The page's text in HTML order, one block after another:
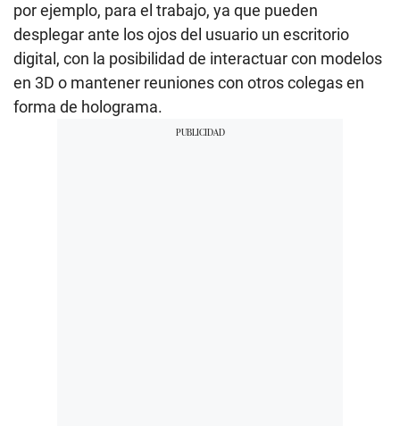
por ejemplo, para el trabajo, ya que pueden
desplegar ante los ojos del usuario un escritorio
digital, con la posibilidad de interactuar con modelos
en 3D o mantener reuniones con otros colegas en
forma de holograma.